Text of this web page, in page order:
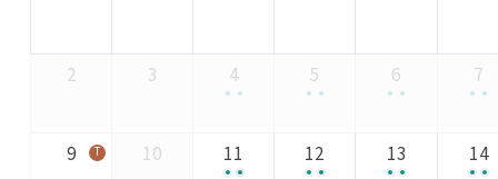
2 3
독도전시관 투어1 (10:00 ~ 11:00)
독도전시관 투어2 (13:00 ~ 14:00)
4
독도전시관 투어1 (10:00
독도전시관 투어2
5
독도전시관
독도전시관
6 7
9 10
독도전시관 투어1 (10:00 ~ 11:00)
독도전시관 투어2 (13:00 ~ 14:00)
11
독도전시관 투어1 (10:00
독도전시관 투어2
12
독도전시관 투
독도전시관
13
독
14